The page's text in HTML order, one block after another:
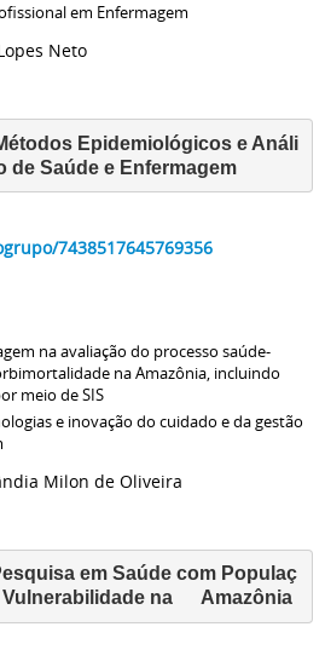
em Enfermagem
Neto
Epidemiológicos e Análi
de Saúde e Enfermagem
7438517645769356
na avaliação do processo saúde-
na Amazônia, incluindo
meio de SIS
e inovação do cuidado e da gestão
Milon de Oliveira
em Saúde com Populaç
na      Amazônia